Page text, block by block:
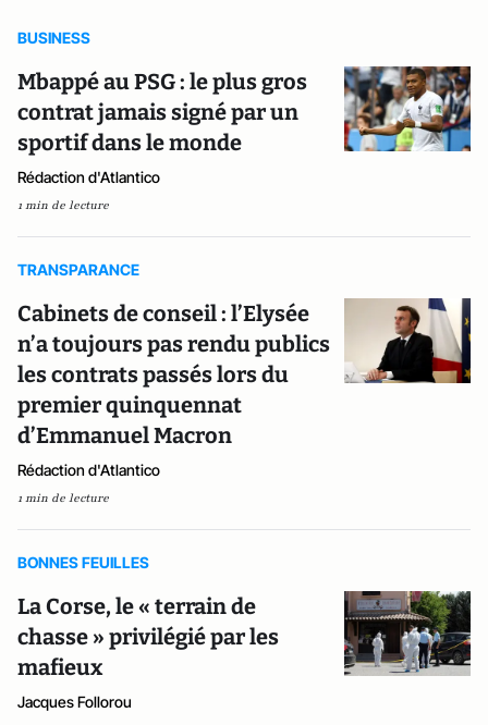
BUSINESS
Mbappé au PSG : le plus gros
contrat jamais signé par un
sportif dans le monde
Rédaction d'Atlantico
1 min de lecture
TRANSPARANCE
Cabinets de conseil : l’Elysée
n’a toujours pas rendu publics
les contrats passés lors du
premier quinquennat
d’Emmanuel Macron
Rédaction d'Atlantico
1 min de lecture
BONNES FEUILLES
La Corse, le « terrain de
chasse » privilégié par les
mafieux
Jacques Follorou